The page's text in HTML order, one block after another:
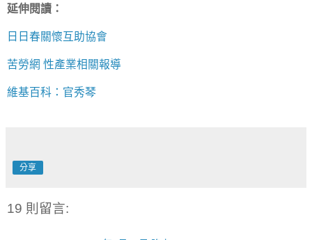
延伸閱讀：
日日春關懷互助協會
苦勞網 性產業相關報導
維基百科：官秀琴
分享
19 則留言: